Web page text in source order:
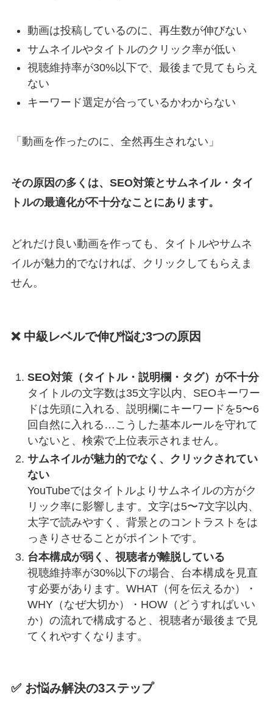
動画は投稿しているのに、再生数が伸びない
サムネイルやタイトルのクリック率が低い
視聴維持率が30%以下で、最後まで見てもらえ
ない
キーワード選定が合っているかわからない
「動画を作ったのに、全然再生されない」
その原因の多くは、SEO対策とサムネイル・タイ
トルの最適化が不十分なことにあります。
どれだけ良い動画を作っても、タイトルやサムネ
イルが魅力的でなければ、クリックしてもらえま
せん。
❌ 中級レベルで伸び悩む3つの原因
SEO対策（タイトル・説明欄・タグ）が不十分
タイトルの文字数は35文字以内、SEOキーワー
ドは先頭に入れる、説明欄にキーワードを5〜6
回自然に入れる…こうした基本ルールを守れて
いないと、検索で上位表示されません。
サムネイルが魅力的でなく、クリックされてい
ない
YouTubeではタイトルよりサムネイルの方がク
リック率に影響します。文字は5〜7文字以内、
太字で読みやすく、背景とのコントラストをは
っきりさせることがポイントです。
台本構成が弱く、視聴者が離脱している
視聴維持率が30%以下の場合、台本構成を見直
す必要があります。WHAT（何を伝えるか）・
WHY（なぜ大切か）・HOW（どうすればいい
か）の流れで構成すると、視聴者が最後まで見
てくれやすくなります。
✅ お悩み解決の3ステップ